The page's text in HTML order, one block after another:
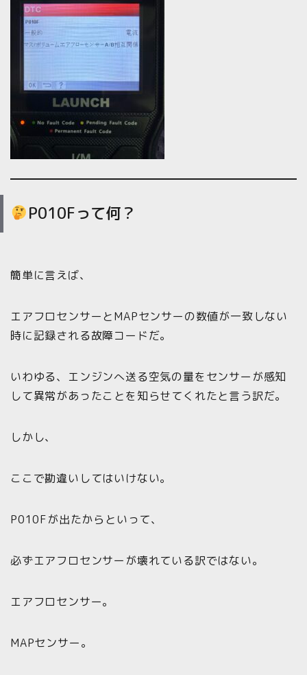
P010Fって何？
簡単に言えば、
エアフロセンサーとMAPセンサーの数値が一致しない
時に記録される故障コードだ。
いわゆる、エンジンへ送る空気の量をセンサーが感知
して異常があったことを知らせてくれたと言う訳だ。
しかし、
ここで勘違いしてはいけない。
P010Fが出たからといって、
必ずエアフロセンサーが壊れている訳ではない。
エアフロセンサー。
MAPセンサー。